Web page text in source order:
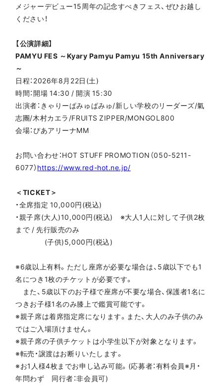
メジャーデビュー15周年の記念すべきフェス、ぜひお越し
ください！
【公演詳細】
PAMYU FES ～Kyary Pamyu Pamyu 15th Anniversary
～
日程：2026年8月22日(土)
時間：開場 14:30 / 開演 15:30
出演者：きゃりーぱみゅぱみゅ/新しい学校のリーダーズ/氣
志團/木村カエラ/FRUITS ZIPPER/MONGOL800
会場：ぴあアリーナMM
お問い合わせ：HOT STUFF PROMOTION（050-5211-
6077） https://www.red-hot.ne.jp/
＜TICKET＞
・全席指定 10,000円(税込)
・親子席(大人)10,000円(税込) ※大人1人に対して子供2枚
まで / 先行販売のみ
(子供)5,000円(税込)
※6歳以上有料。ただし座席が必要な場合は、5歳以下でも1
名につき1枚のチケットが必要です。
また、5歳以下のお子様で座席が不要な場合、保護者1名に
つきお子様1名のみ膝上で鑑賞可能です。
※親子席は着席指定席になります。また、大人のみ子供のみ
ではご入場頂けません。
※親子席の子供チケットは小学生以下が対象となります。
※転売・譲渡はお断りいたします。
※お1人様4枚までお申し込み可能。(応募者：有料会員※月・
年問わず 同行者：非会員可)